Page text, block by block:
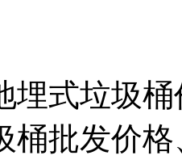
埋式垃圾
桶批发价